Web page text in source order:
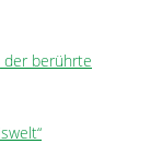
der berührte